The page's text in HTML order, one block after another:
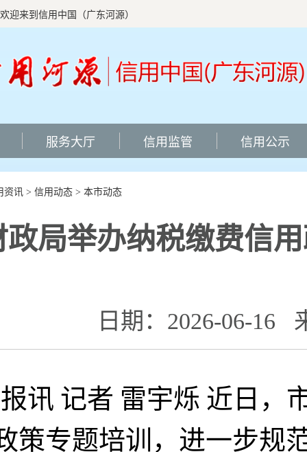
欢迎来到信用中国（广东河源）
服务大厅 信用监管 信用公示